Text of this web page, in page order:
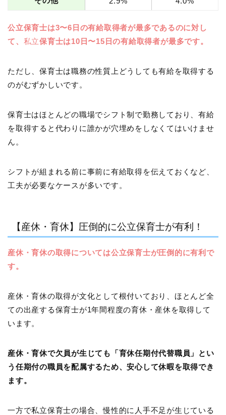
公立保育士は3〜6日の有給取得者が最多であるのに対し
て、 私立保育士は10日〜15日の有給取得者が最多です。
ただし、保育士は職務の性質上どうしても有給を取得する
のがむずかしいです。
保育士はほとんどの職場でシフト制で勤務しており、有給
を取得すると代わりに誰かが穴埋めをしなくてはいけませ
ん。
シフトが組まれる前に事前に有給取得を伝えておくなど、
工夫が必要なケースが多いです。
【産休・育休】圧倒的に公立保育士が有利！
産休・育休の取得については公立保育士が圧倒的に有利で
す。
産休・育休の取得が文化として根付いており、ほとんど全
ての出産する保育士が1年間程度の育休・産休を取得して
います。
産休・育休で欠員が生じても「育休任期付代替職員」とい
う任期付の職員を配属するため、安心して休暇を取得でき
ます。
一方で私立保育士の場合、慢性的に人手不足が生じている